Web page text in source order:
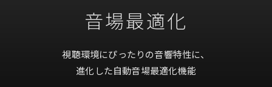
音場最適化
視聴環境にぴったりの音響特性に、
進化した自動音場最適化機能